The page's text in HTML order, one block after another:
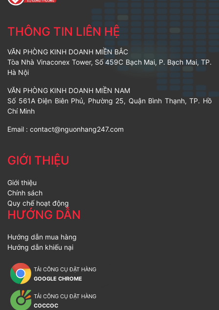
THÔNG TIN LIÊN HỆ
VĂN PHÒNG KINH DOANH MIỀN BẮC
Tòa Nhà Vinaconex Tower, Số 459C Bạch Mai, P. Bạch Mai, TP.
Hà Nội
VĂN PHÒNG KINH DOANH MIỀN NAM
Số 561A Điện Biên Phủ, Phường 25, Quận Bình Thạnh, TP. Hồ
Chí Minh
Email : contact@nguonhang247.com
GIỚI THIỆU
Giới thiệu
Chính sách
Quy chế hoạt động
HƯỚNG DẪN
Hướng dẫn mua hàng
Hướng dẫn khiếu nại
TẢI CÔNG CỤ ĐẶT HÀNG
GOOGLE CHROME
TẢI CÔNG CỤ ĐẶT HÀNG
COCCOC